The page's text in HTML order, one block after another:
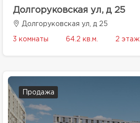
Долгоруковская ул, д 25
Долгоруковская ул, д 25
3 комнаты 64.2 кв.м. 2 этаж
Продажа